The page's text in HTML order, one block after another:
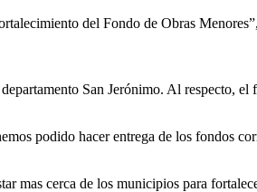
del Fondo de Obras
San Jerónimo. Al respecto,
podido hacer entrega de los fondos
mas cerca de los municipios para